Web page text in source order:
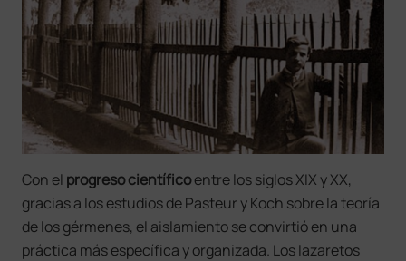
Con el progreso científicoentre los siglos XIX y XX,
gracias a los estudios de Pasteur y Koch sobre la teoría
de los gérmenes, el aislamiento se convirtió en una
práctica más específica y organizada. Los lazaretos